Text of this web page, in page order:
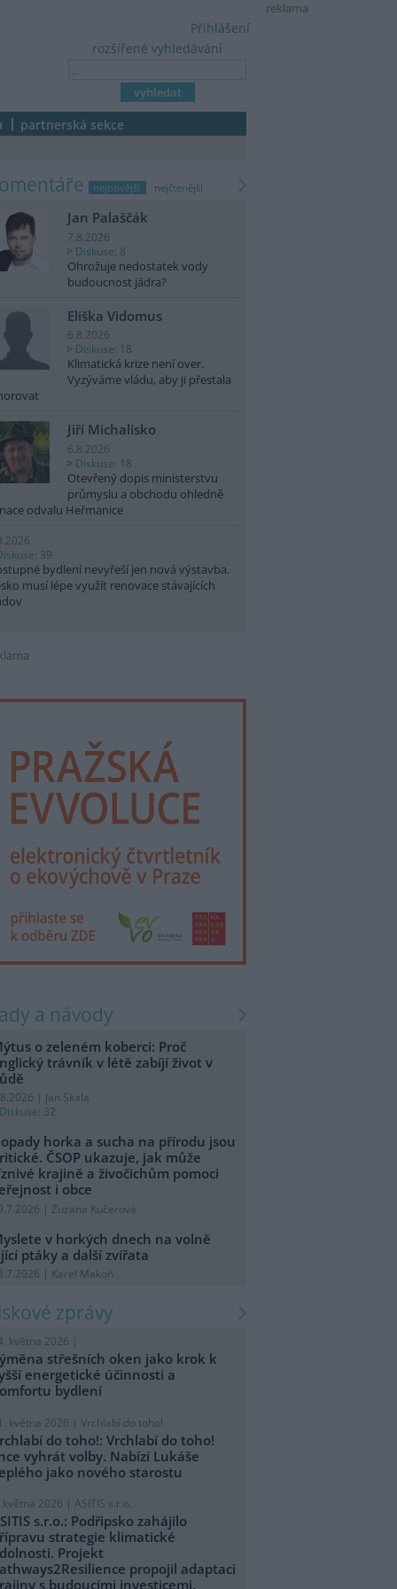
reklama
rozšířené vyhledávání
Přihlášení
partnerská sekce
nejnovější nejčtenější
Jan Palaščák
7.8.2026
Diskuse: 8
Ohrožuje nedostatek vody
budoucnost jádra?
Eliška Vidomus
6.8.2026
Diskuse: 18
Klimatická krize není over.
Vyzýváme vládu, aby ji přestala
Jiří Michalisko
6.8.2026
Diskuse: 18
Otevřený dopis ministerstvu
průmyslu a obchodu ohledně
odvalu Heřmanice
39
bydlení nevyřeší jen nová výstavba.
musí lépe využít renovace stávajících
a návody
o zeleném koberci: Proč
trávník v létě zabíjí život v
| Jan Skala
Diskuse: 32
horka a sucha na přírodu jsou
ČSOP ukazuje, jak může
krajině a živočichům pomoci
i obce
| Zuzana Kučerová
v horkých dnech na volně
ptáky a další zvířata
| Karel Makoň
zprávy
května 2026 |
střešních oken jako krok k
energetické účinnosti a
bydlení
května 2026 | Vrchlabí do toho!
do toho!: Vrchlabí do toho!
vyhrát volby. Nabízí Lukáše
jako nového starostu
května 2026 | ASITIS s.r.o.
s.r.o.: Podřipsko zahájilo
strategie klimatické
Projekt
propojil adaptaci
s budoucími investicemi.